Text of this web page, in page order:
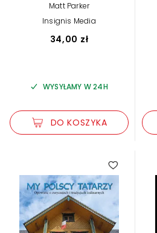
Matt Parker
Insignis Media
34,00 zł
WYSYŁAMY W 24H
DO KOSZYKA